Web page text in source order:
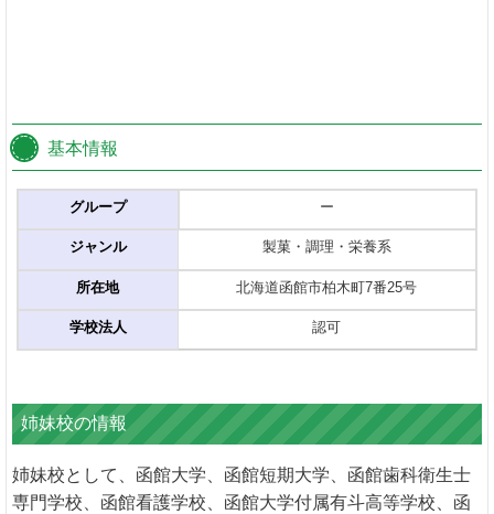
基本情報
グループ
ジャンル
所在地
学校法人
ー
製菓・調理・栄養系
北海道函館市柏木町7番25号
認可
姉妹校の情報
姉妹校として、函館大学、函館短期大学、函館歯科衛生士
専門学校、函館看護学校、函館大学付属有斗高等学校、函